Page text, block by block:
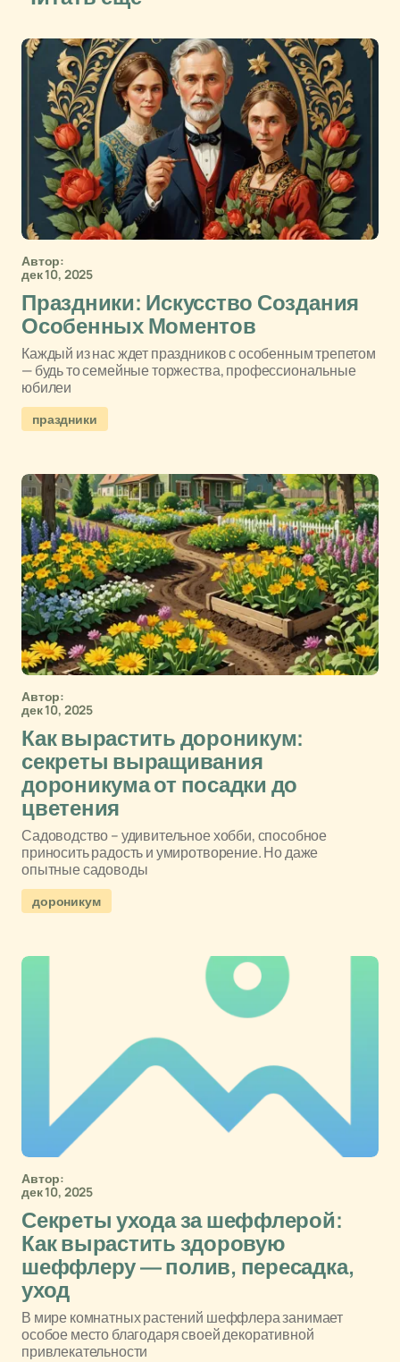
Автор:
дек 10, 2025
Праздники: Искусство Создания
Особенных Моментов
Каждый из нас ждет праздников с особенным трепетом
— будь то семейные торжества, профессиональные
юбилеи
праздники
Автор:
дек 10, 2025
Как вырастить дороникум:
секреты выращивания
дороникума от посадки до
цветения
Садоводство – удивительное хобби, способное
приносить радость и умиротворение. Но даже
опытные садоводы
дороникум
Автор:
дек 10, 2025
Секреты ухода за шеффлерой:
Как вырастить здоровую
шеффлеру — полив, пересадка,
уход
В мире комнатных растений шеффлера занимает
особое место благодаря своей декоративной
привлекательности